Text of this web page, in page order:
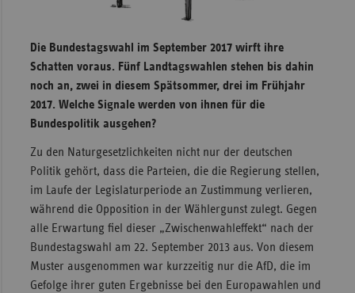
Die Bundestagswahl im September 2017 wirft ihre
Schatten voraus. Fünf Landtagswahlen stehen bis dahin
noch an, zwei in diesem Spätsommer, drei im Frühjahr
2017. Welche Signale werden von ihnen für die
Bundespolitik ausgehen?
Zu den Naturgesetzlichkeiten nicht nur der deutschen
Politik gehört, dass die Parteien, die die Regierung stellen,
im Laufe der Legislaturperiode an Zustimmung verlieren,
während die Opposition in der Wählergunst zulegt. Gegen
alle Erwartung fiel dieser „Zwischenwahleffekt“ nach der
Bundestagswahl am 22. September 2013 aus. Von diesem
Muster ausgenommen war kurzzeitig nur die AfD, die im
Gefolge ihrer guten Ergebnisse bei den Europawahlen und